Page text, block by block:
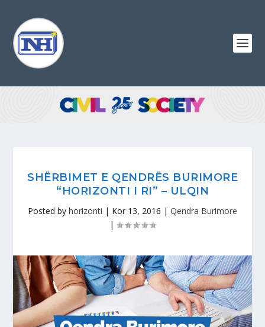
SHËRBIMET E QENDRËS BURIMORE
“HORIZONTI I RI” – ULQIN
Posted by horizonti | Kor 13, 2016 | Qendra Burimore
|